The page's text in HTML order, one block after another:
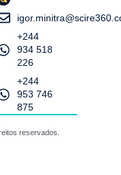
+244
934 518
226
+244
953 746
875
reservados.